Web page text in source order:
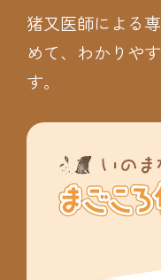
猪又医師による
めて、わかりや
す。